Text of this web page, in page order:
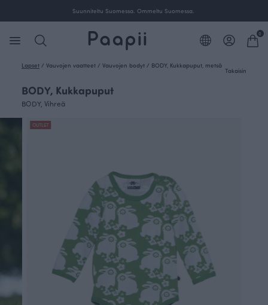
Suunniteltu Suomessa. Ommeltu Suomessa.
0
Lapset / Vauvojen vaatteet / Vauvojen bodyt / BODY, Kukkapuput, metsä
Takaisin
BODY, Kukkapuput
BODY, Vihreä
OUTLET